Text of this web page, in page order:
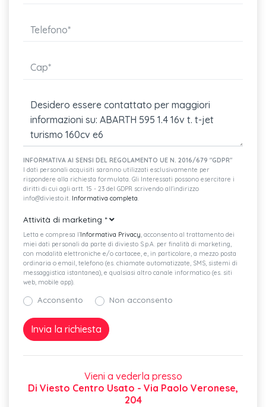
INFORMATIVA AI SENSI DEL REGOLAMENTO UE N. 2016/679 "GDPR"
I dati personali acquisiti saranno utilizzati esclusivamente per
rispondere alla richiesta formulata. Gli Interessati possono esercitare i
diritti di cui agli artt. 15 - 23 del GDPR scrivendo all'indirizzo
info@diviesto.it. Informativa completa.
Attività di marketing *
Letta e compresa l’Informativa Privacy, acconsento al trattamento dei
miei dati personali da parte di diviesto S.p.A. per finalità di marketing,
con modalità elettroniche e/o cartacee, e, in particolare, a mezzo posta
ordinaria o email, telefono (es. chiamate automatizzate, SMS, sistemi di
messaggistica istantanea), e qualsiasi altro canale informatico (es. siti
web, mobile app).
Acconsento Non acconsento
Vieni a vederla presso
Di Viesto Centro Usato - Via Paolo Veronese,
204